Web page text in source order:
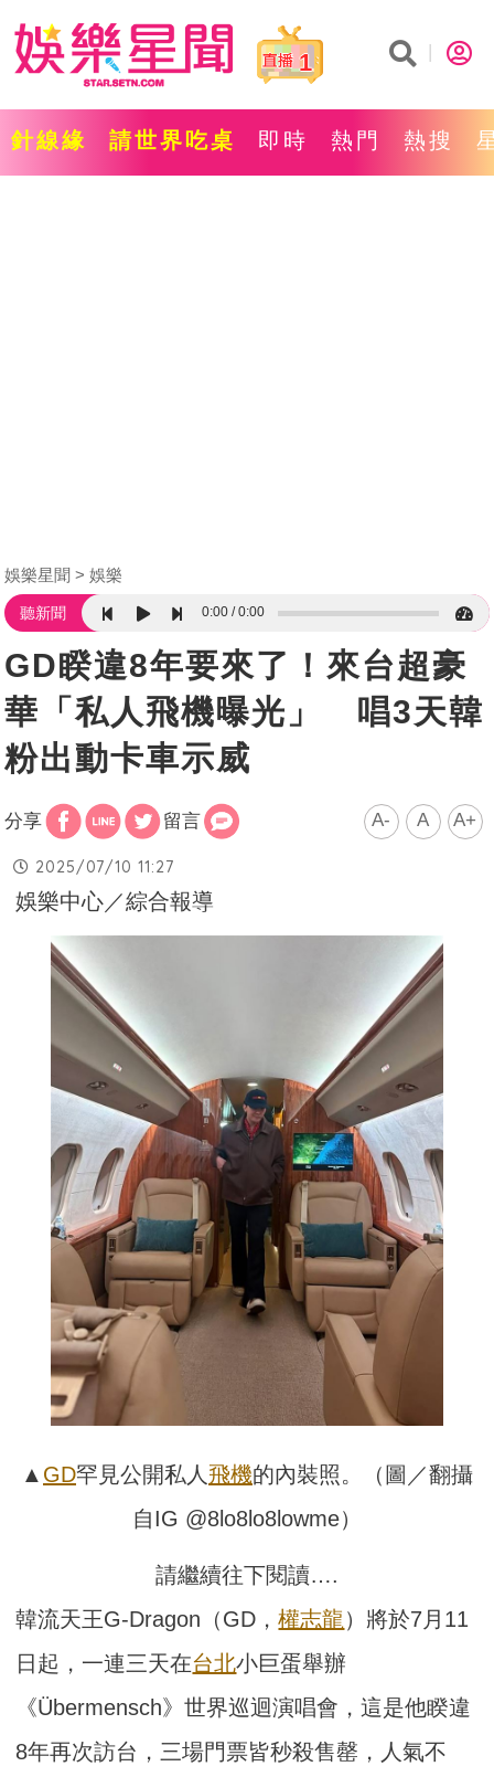
1
針線緣 請世界吃桌 即時 熱門 熱搜
娛樂星聞 娛樂
聽新聞 0:00 0:00
GD睽違8年要來了！來台超豪
華「私人飛機曝光」 唱3天韓
粉出動卡車示威
分享 留言 A- A A+
2025/07/10 11:27
娛樂中心／綜合報導
▲ GD罕見公開私人飛機的內裝照。（圖／翻攝
自IG @8lo8lo8lowme）
請繼續往下閱讀….
韓流天王G-Dragon（GD，權志龍）將於7月11
日起，一連三天在台北小巨蛋舉辦
《Übermensch》世界巡迴演唱會，這是他睽違
8年再次訪台，三場門票皆秒殺售罄，人氣不